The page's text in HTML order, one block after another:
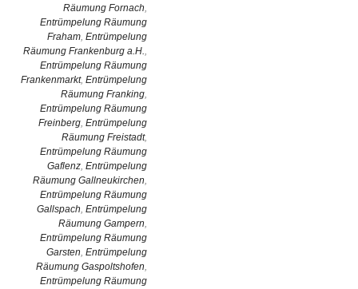
Räumung Fornach,
Entrümpelung Räumung
Fraham, Entrümpelung
Räumung Frankenburg a.H.,
Entrümpelung Räumung
Frankenmarkt, Entrümpelung
Räumung Franking,
Entrümpelung Räumung
Freinberg, Entrümpelung
Räumung Freistadt,
Entrümpelung Räumung
Gaflenz, Entrümpelung
Räumung Gallneukirchen,
Entrümpelung Räumung
Gallspach, Entrümpelung
Räumung Gampern,
Entrümpelung Räumung
Garsten, Entrümpelung
Räumung Gaspoltshofen,
Entrümpelung Räumung